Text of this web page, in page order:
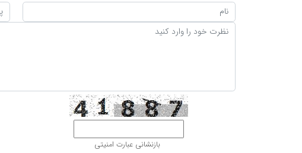
بازنشانی عبارت امنیتی